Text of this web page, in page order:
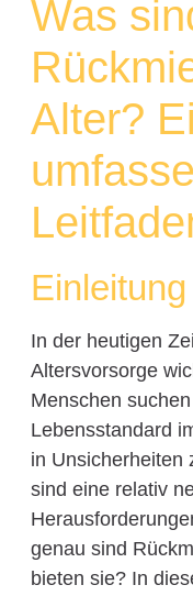
Was
Alter?
Einleitung
In der heutigen
Altersvorsorge
Menschen
Lebensstandard
in Unsicherheiten
sind eine relativ
genau sind
bieten sie? In